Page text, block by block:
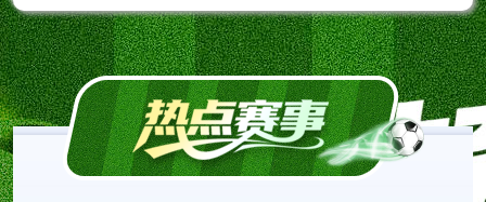
提供德甲直播服务。免费无插件高清直播随时可以
观看，多条线路灵活切换。平台持续同步赛程变动